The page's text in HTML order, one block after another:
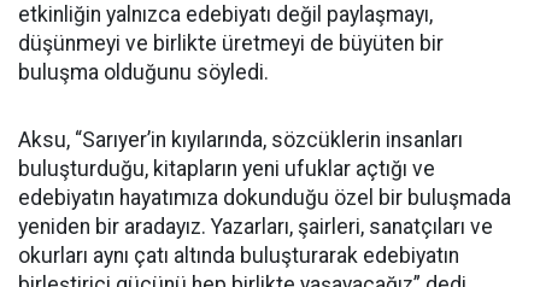
etkinliğin yalnızca edebiyatı değil paylaşmayı,
düşünmeyi ve birlikte üretmeyi de büyüten bir
buluşma olduğunu söyledi.
Aksu, “Sarıyer’in kıyılarında, sözcüklerin insanları
buluşturduğu, kitapların yeni ufuklar açtığı ve
edebiyatın hayatımıza dokunduğu özel bir buluşmada
yeniden bir aradayız. Yazarları, şairleri, sanatçıları ve
okurları aynı çatı altında buluşturarak edebiyatın